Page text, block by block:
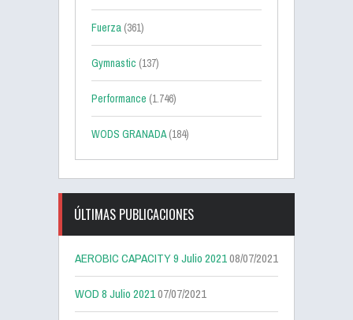
Fuerza (361)
Gymnastic (137)
Performance (1.746)
WODS GRANADA(184)
ÚLTIMAS PUBLICACIONES
AEROBIC CAPACITY 9 Julio 202108/07/2021
WOD 8 Julio 202107/07/2021